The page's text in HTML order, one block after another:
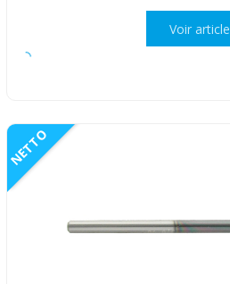
Voir article
NETTO